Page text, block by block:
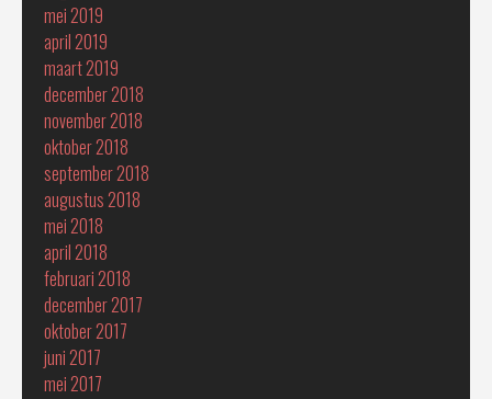
mei 2019
april 2019
maart 2019
december 2018
november 2018
oktober 2018
september 2018
augustus 2018
mei 2018
april 2018
februari 2018
december 2017
oktober 2017
juni 2017
mei 2017